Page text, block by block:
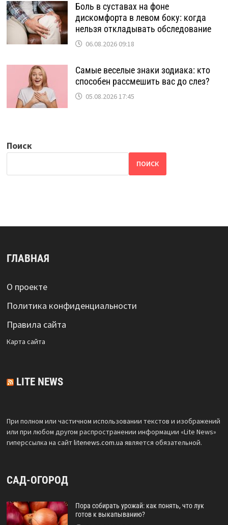
Боль в суставах на фоне
дискомфорта в левом боку: когда
нельзя откладывать обследование
06.08.2026 09:18
Самые веселые знаки зодиака: кто
способен рассмешить вас до слез?
05.08.2026 17:45
Поиск
ПОИСК
ГЛАВНАЯ
О проекте
Политика конфиденциальности
Правила сайта
Карта сайта
LITE NEWS
При полном или частичном использовании текстов и изображений
или при любом другом распространении информации «Lite News»
гиперссылка на сайтlitenews.com.ua является обязательной.
САД-ОГОРОД
Пора собирать урожай: как понять, что лук
готов к выкапыванию?